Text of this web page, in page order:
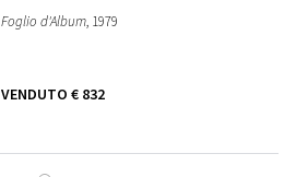
Foglio d'Album, 1979
VENDUTO € 832